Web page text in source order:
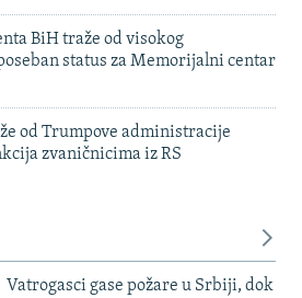
BiH traže od visokog
status za Memorijalni centar
od Trumpove administracije
zvaničnicima iz RS
Vatrogasci gase požare u Srbiji, dok